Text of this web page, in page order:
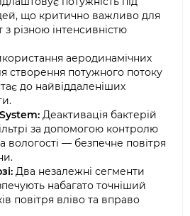
що критично важливо для
з різною інтенсивністю
аеродинамічних
створення потужного потоку
до найвіддаленіших
Деактивація бактерій
за допомогою контролю
вологості — безпечне повітря
Два незалежні сегменти
набагато точніший
повітря вліво та вправо